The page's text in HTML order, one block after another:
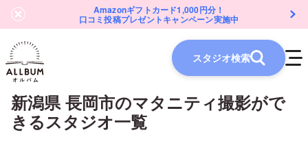
Amazonギフトカード1,000円分！
口コミ投稿プレゼントキャンペーン実施中
スタジオ検索
新潟県 長岡市のマタニティ撮影がで
きるスタジオ一覧